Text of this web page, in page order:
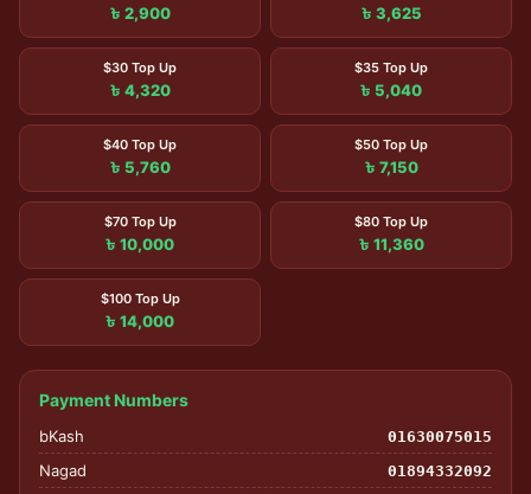
৳ 2,900 ৳ 3,625
$30 Top Up
৳ 4,320
$35 Top Up
৳ 5,040
$40 Top Up
৳ 5,760
$50 Top Up
৳ 7,150
$70 Top Up
৳ 10,000
$80 Top Up
৳ 11,360
$100 Top Up
৳ 14,000
Payment Numbers
bKash 01630075015
Nagad 01894332092